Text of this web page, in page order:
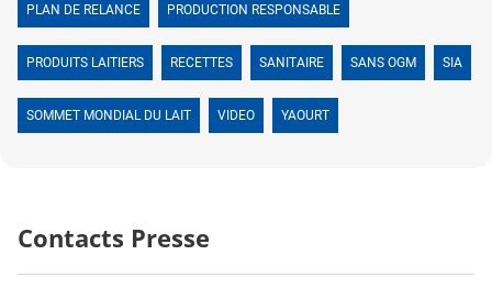
PLAN DE RELANCE PRODUCTION RESPONSABLE
PRODUITS LAITIERS RECETTES SANITAIRE SANS OGM SIA
SOMMET MONDIAL DU LAIT VIDEO YAOURT
Contacts Presse